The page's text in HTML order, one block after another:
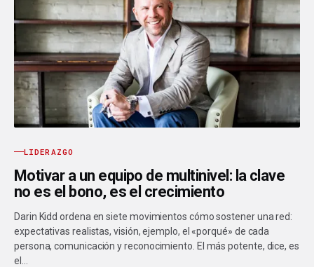
LIDERAZGO
Motivar a un equipo de multinivel: la clave
no es el bono, es el crecimiento
Darin Kidd ordena en siete movimientos cómo sostener una red:
expectativas realistas, visión, ejemplo, el «porqué» de cada
persona, comunicación y reconocimiento. El más potente, dice, es
el…